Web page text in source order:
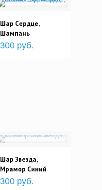
Шар Сердце,
Шампань
300 руб.
Шар Звезда,
Мрамор Синий
300 руб.